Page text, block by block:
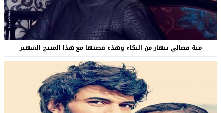
منة فضالي تنهار من البكاء وهذه قصتها مع هذا المنتج الشهير